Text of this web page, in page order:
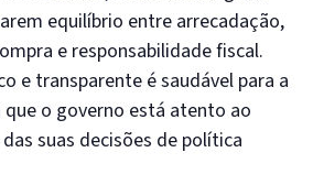
equilíbrio entre arrecadação,
e responsabilidade fiscal.
e transparente é saudável para a
o governo está atento ao
suas decisões de política